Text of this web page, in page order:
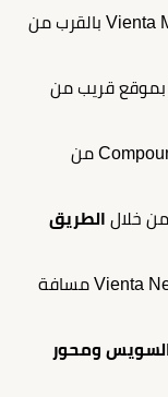
الطريق
تبعد مرحلة فينتا القاهرة الجديدة Vienta New Cairo مسافة
ومحور